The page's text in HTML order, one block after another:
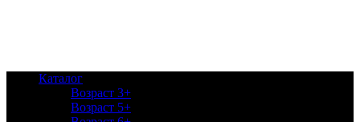
Каталог
Возраст 3+
Возраст 5+